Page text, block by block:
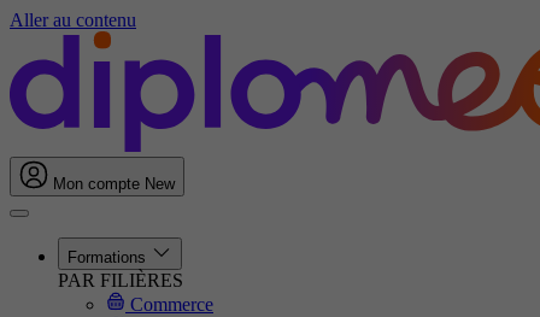
Aller au contenu
Mon compte New
Formations
PAR FILIÈRES
Commerce